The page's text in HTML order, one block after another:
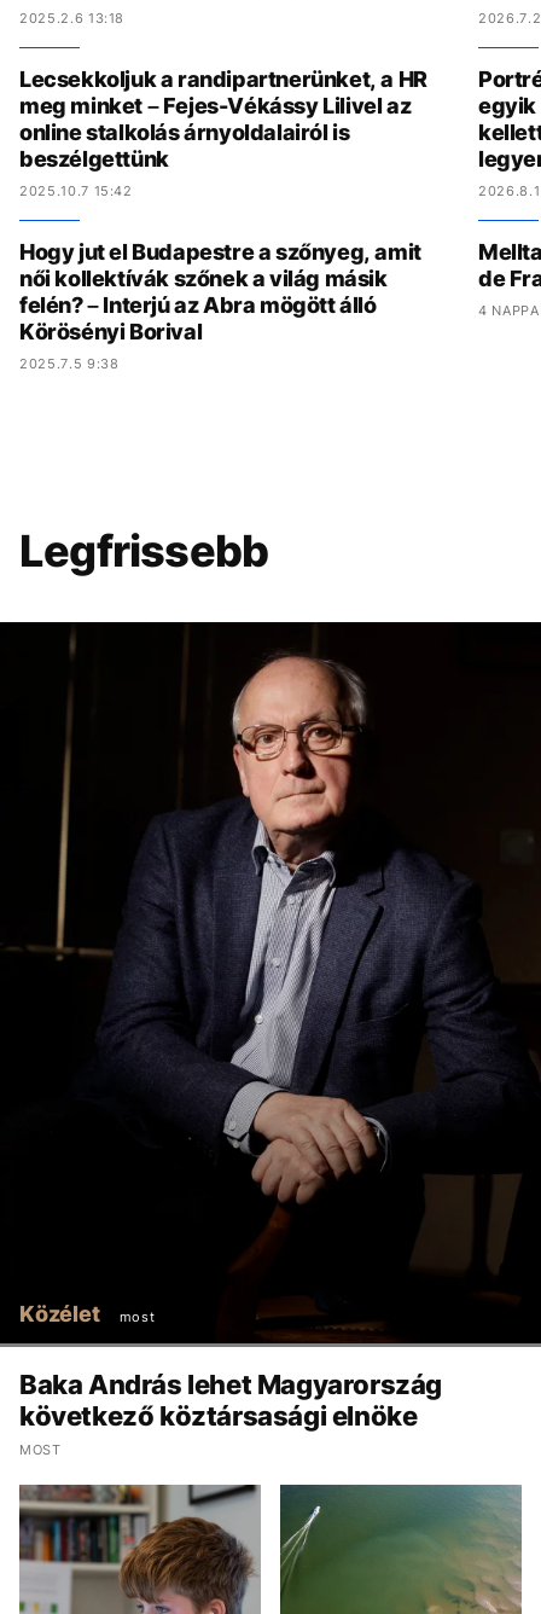
2025.2.6 13:18
Lecsekkoljuk a randipartnerünket, a HR
meg minket – Fejes-Vékássy Lilivel az
online stalkolás árnyoldalairól is
beszélgettünk
2025.10.7 15:42
Hogy jut el Budapestre a szőnyeg, amit
női kollektívák szőnek a világ másik
felén? – Interjú az Abra mögött álló
Körösényi Borival
2025.7.5 9:38
egyik
de
4
Legfrissebb
Közélet most
Baka András lehet Magyarország
következő köztársasági elnöke
MOST